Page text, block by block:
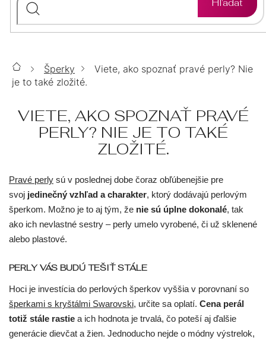
MOISSANITE
SWAROVSKI
OPÁLOVÉ
PRAVÉ
KAMENE
BEZ
KAMIENKOV
S
BRILIANTOVÉ
BIŽUTÉRNE
POZLÁTENÉ
SWAROVSKI
PRAVÉ
KAMENE
OPÁLOVÉ
S
OCEĽOVÉ
KAMIENKOV
SO
ZIRKÓNMI
POZLÁTENÉ
ZLATÉ
14kt
SWAROVSKI
S
MOISSANITOM
OPÁLOVÉ
OCEĽOVÉ
KAMIENKOV
ŠNÚRKOVÉ
STRIEBORNÉ
CHIRURGICKÁ
OCEĽ
PERLOVÉ
PRAVÉ
KAMENE
S
OPÁLOVÉ
ZIRKÓNOM
PRECIOSA
PRÍVESKY
POZLÁTENÉ
ZLATÉ
14kt
SWAROVSKI
PERLOVÉ
PRAVÉ
ZIRKÓNMI
BEZ
KAMIENKOV
PERLOVÉ
STRIEBORNÉ
SWAROVSKI
OPÁLOVÉ
SO
RETIAZKOU
BEZ
RETIAZKY
RETIAZKY
STRIEBORNÉ
ZLATÉ
CHIRURGICKÁ
NA
TOP
ŠPERKY
DOPLNKY
DARČEKOVÉ
BALÍČKY
DARČEK
PRIHLÁSENIE
DomovŠperky
Viete, ako spoznať pravé perly? Nie
je to také zložité.
VIETE, AKO SPOZNAŤ PRAVÉ
PERLY? NIE JE TO TAKÉ
ZLOŽITÉ.
Pravé perly sú v poslednej dobe čoraz obľúbenejšie pre
svoj jedinečný vzhľad a charakter, ktorý dodávajú perlovým
šperkom. Možno je to aj tým, že nie sú úplne dokonalé, tak
ako ich nevlastné sestry – perly umelo vyrobené, či už sklenené
alebo plastové.
PERLY VÁS BUDÚ TEŠIŤ STÁLE
Hoci je investícia do perlových šperkov vyššia v porovnaní so
šperkami s kryštálmi Swarovski, určite sa oplatí. Cena perál
totiž stále rastie a ich hodnota je trvalá, čo poteší aj ďalšie
generácie dievčat a žien. Jednoducho nejde o módny výstrelok,